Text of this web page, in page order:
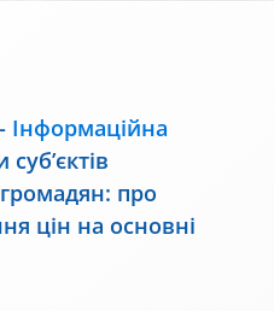
- Інформаційна
про
цін на основні